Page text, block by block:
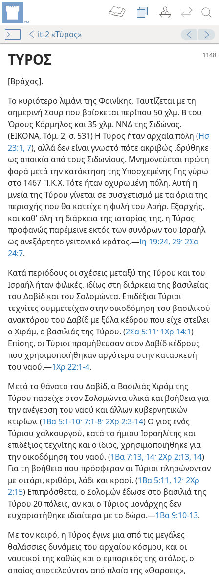
it-2 «Τύρος»
Θεός
Τύρου
Α΄
ΤΥΡΟΣ
[Βράχος].
Το κυριότερο λιμάνι της Φοινίκης. Ταυτίζεται με τη
σημερινή Σουρ που βρίσκεται περίπου 50 χλμ. Β του
Όρους Κάρμηλος και 35 χλμ. ΝΝΔ της Σιδώνας.
(ΕΙΚΟΝΑ, Τόμ. 2, σ. 531) Η Τύρος ήταν αρχαία πόλη (Ησ
23:1, 7), αλλά δεν είναι γνωστό πότε ακριβώς ιδρύθηκε
ως αποικία από τους Σιδωνίους. Μνημονεύεται πρώτη
φορά μετά την κατάκτηση της Υποσχεμένης Γης γύρω
στο 1467 Π.Κ.Χ. Τότε ήταν οχυρωμένη πόλη. Αυτή η
μνεία της Τύρου γίνεται σε συσχετισμό με τα όρια της
περιοχής που θα κατείχε η φυλή του Ασήρ. Εξαρχής,
και καθ’ όλη τη διάρκεια της ιστορίας της, η Τύρος
προφανώς παρέμεινε εκτός των συνόρων του Ισραήλ
ως ανεξάρτητο γειτονικό κράτος.—Ιη 19:24, 29· 2Σα
24:7.
Κατά περιόδους οι σχέσεις μεταξύ της Τύρου και του
Ισραήλ ήταν φιλικές, ιδίως στη διάρκεια της βασιλείας
του Δαβίδ και του Σολομώντα. Επιδέξιοι Τύριοι
τεχνίτες συμμετείχαν στην οικοδόμηση του βασιλικού
ανακτόρου του Δαβίδ με ξύλα κέδρου που είχε στείλει
ο Χιράμ, ο βασιλιάς της Τύρου. (2Σα 5:11· 1Χρ 14:1)
Επίσης, οι Τύριοι προμήθευσαν στον Δαβίδ κέδρους
που χρησιμοποιήθηκαν αργότερα στην κατασκευή
του ναού.—1Χρ 22:1-4.
Μετά το θάνατο του Δαβίδ, ο Βασιλιάς Χιράμ της
Τύρου παρείχε στον Σολομώντα υλικά και βοήθεια για
την ανέγερση του ναού και άλλων κυβερνητικών
κτιρίων. (1Βα 5:1-10· 7:1-8· 2Χρ 2:3-14) Ο γιος ενός
Τύριου χαλκουργού, κατά το ήμισυ Ισραηλίτης και
επιδέξιος τεχνίτης και ο ίδιος, χρησιμοποιήθηκε για
την οικοδόμηση του ναού. (1Βα 7:13, 14· 2Χρ 2:13, 14)
Για τη βοήθεια που πρόσφεραν οι Τύριοι πληρώνονταν
με σιτάρι, κριθάρι, λάδι και κρασί. (1Βα 5:11, 12· 2Χρ
2:15) Επιπρόσθετα, ο Σολομών έδωσε στο βασιλιά της
Τύρου 20 πόλεις, αν και ο Τύριος μονάρχης δεν
ευχαριστήθηκε ιδιαίτερα με το δώρο.—1Βα 9:10-13.
Με τον καιρό, η Τύρος έγινε μια από τις μεγάλες
θαλάσσιες δυνάμεις του αρχαίου κόσμου, και οι
ναυτικοί της καθώς και ο εμπορικός της στόλος, ο
οποίος αποτελούνταν από πλοία της «Θαρσείς»,